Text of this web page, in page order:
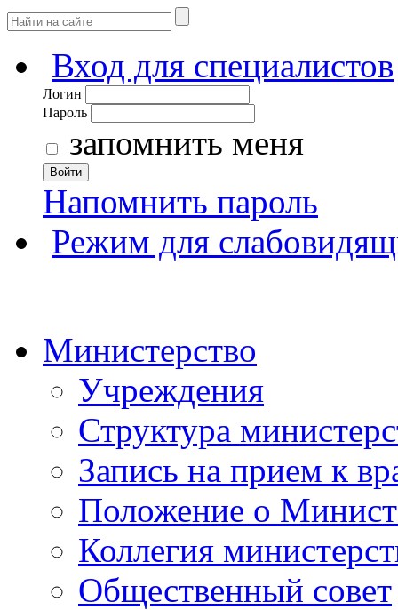
Вход для специалистов
Логин
Пароль
запомнить меня
Войти
Напомнить пароль
Режим для
Министерство
Учреждения
Структура
Запись на прием к
Положение о
Коллегия
Общественный совет